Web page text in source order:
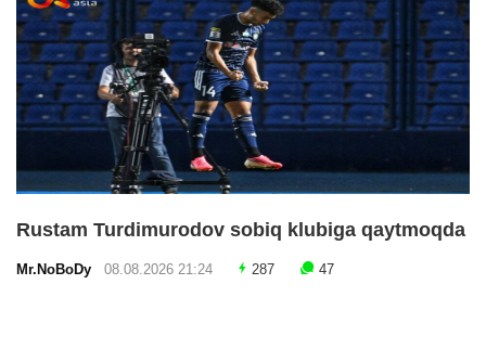
Rustam Turdimurodov sobiq klubiga qaytmoqda
Mr.NoBoDy 08.08.2026 21:24 287 47